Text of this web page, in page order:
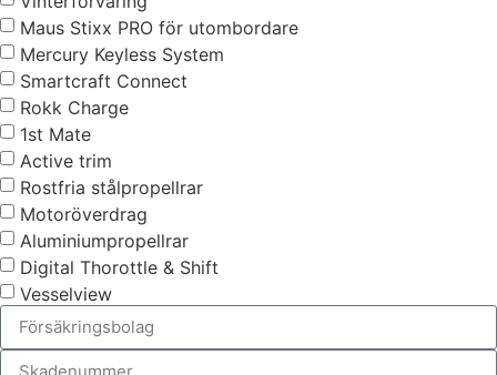
Maus Stixx PRO för utombordare
Mercury Keyless System
Smartcraft Connect
Rokk Charge
1st Mate
Active trim
Rostfria stålpropellrar
Motoröverdrag
Aluminiumpropellrar
Digital Thorottle & Shift
Vesselview